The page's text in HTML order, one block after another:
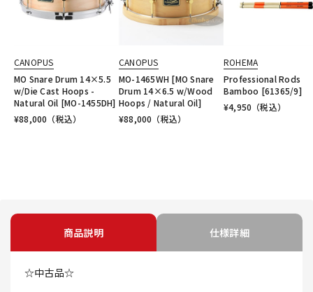
CANOPUS
MO Snare Drum 14×5.5
w/Die Cast Hoops -
Natural Oil [MO-1455DH]
¥88,000 （税込）
CANOPUS
MO-1465WH [MO Snare
Drum 14×6.5 w/Wood
Hoops / Natural Oil]
¥88,000 （税込）
ROHEMA
Professional Rods
Bamboo [61365/9]
¥4,950 （税込）
商品説明 仕様詳細
☆中古品☆